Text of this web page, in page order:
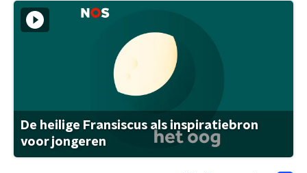
De heilige Fransiscus als inspiratiebron
voor jongeren